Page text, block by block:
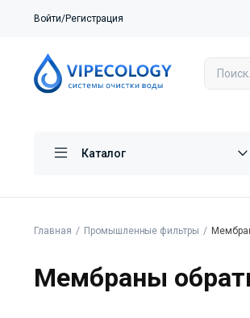
Войти/Регистрация
Каталог
Главная Промышленные фильтры
Мембраны